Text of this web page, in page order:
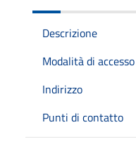
Descrizione
Modalità di accesso
Indirizzo
Punti di contatto